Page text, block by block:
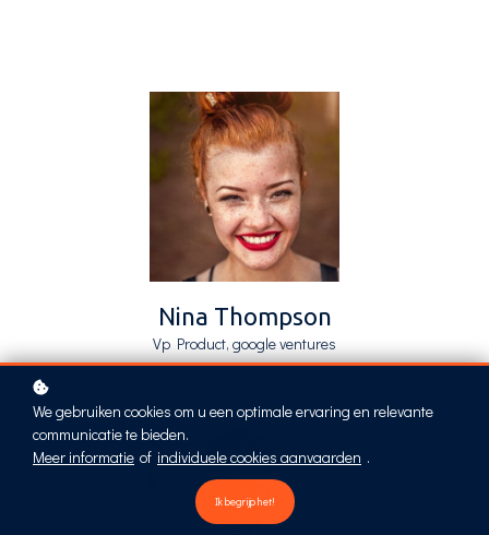
Nina Thompson
Vp Product, google ventures
We gebruiken cookies om u een optimale ervaring en relevante
communicatie te bieden.
Meer informatie of individuele cookies aanvaarden .
Ik begrijp het!